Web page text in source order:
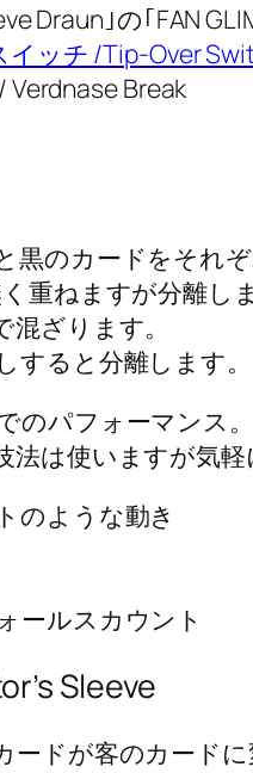
Draun｣の｢FAN
ッチ /Tip-Over
Break
黒のカードをそれ
重ねますが分離しま
ざります。
ると分離します。
のパフォーマンス。
法は使いますが気
のような動き
ールスカウント
Sleeve
ードが客のカード